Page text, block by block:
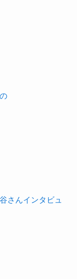
さんインタビュ